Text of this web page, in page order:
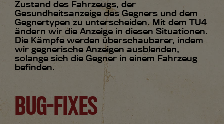
Zustand des Fahrzeugs, der
Gesundheitsanzeige des Gegners und dem
Gegnertypen zu unterscheiden. Mit dem TU4
ändern wir die Anzeige in diesen Situationen.
Die Kämpfe werden überschaubarer, indem
wir gegnerische Anzeigen ausblenden,
solange sich die Gegner in einem Fahrzeug
befinden.
BUG-FIXES